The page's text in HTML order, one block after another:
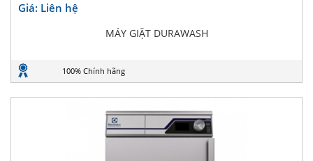
Giá: Liên hệ
MÁY GIẶT DURAWASH
100% Chính hãng